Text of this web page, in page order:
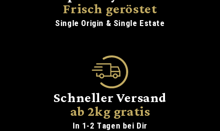
Frisch geröstet
Single Origin & Single Estate
Schneller Versand
ab 2kg gratis
In 1-2 Tagen bei Dir